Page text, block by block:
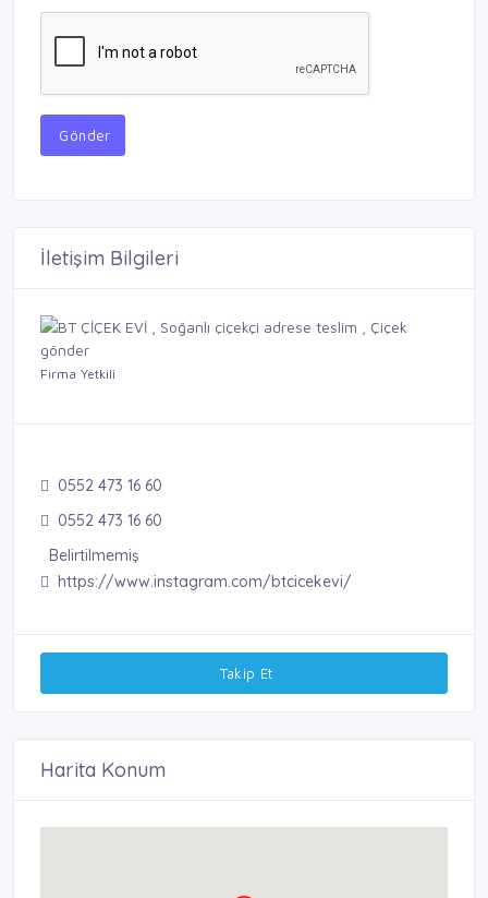
Gönder
İletişim Bilgileri
Firma Yetkili
0552 473 16 60
0552 473 16 60
Belirtilmemiş
https://www.instagram.com/btcicekevi/
Takip Et
Harita Konum